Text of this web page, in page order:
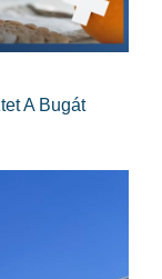
A Bugát